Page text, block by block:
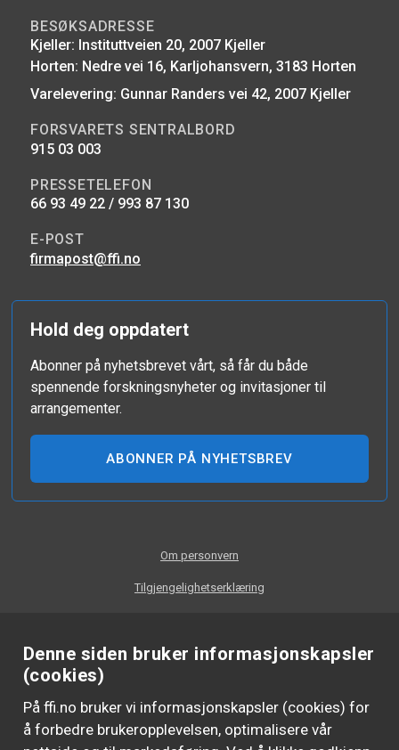
Denne siden bruker informasjonskapsler
(cookies)
På ffi.no bruker vi informasjonskapsler (cookies) for
å forbedre brukeropplevelsen, optimalisere vår
BESØKSADRESSE
Kjeller: Instituttveien 20, 2007 Kjeller
Horten: Nedre vei 16, Karljohansvern, 3183 Horten
Varelevering: Gunnar Randers vei 42, 2007 Kjeller
FORSVARETS SENTRALBORD
915 03 003
PRESSETELEFON
66 93 49 22 / 993 87 130
E-POST
firmapost@ffi.no
Hold deg oppdatert
Abonner på nyhetsbrevet vårt, så får du både
spennende forskningsnyheter og invitasjoner til
arrangementer.
ABONNER PÅ NYHETSBREV
Om personvern
Tilgjengelighetserklæring